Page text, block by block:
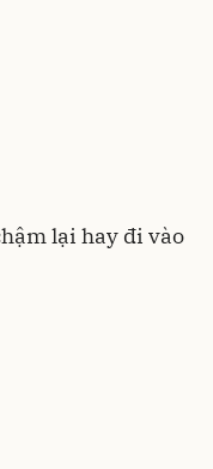
lại hay đi vào